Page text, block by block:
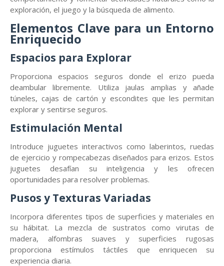
exploración, el juego y la búsqueda de alimento.
Elementos Clave para un Entorno
Enriquecido
Espacios para Explorar
Proporciona espacios seguros donde el erizo pueda
deambular libremente. Utiliza jaulas amplias y añade
túneles, cajas de cartón y escondites que les permitan
explorar y sentirse seguros.
Estimulación Mental
Introduce juguetes interactivos como laberintos, ruedas
de ejercicio y rompecabezas diseñados para erizos. Estos
juguetes desafían su inteligencia y les ofrecen
oportunidades para resolver problemas.
Pusos y Texturas Variadas
Incorpora diferentes tipos de superficies y materiales en
su hábitat. La mezcla de sustratos como virutas de
madera, alfombras suaves y superficies rugosas
proporciona estímulos táctiles que enriquecen su
experiencia diaria.